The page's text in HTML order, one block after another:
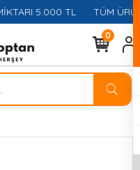
5.000 TL TÜM
0